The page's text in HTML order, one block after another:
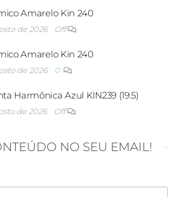
Amarelo Kin 240
de 2026 Off
Amarelo Kin 240
de 2026 0
Harmônica Azul KIN239 (19.5)
de 2026 Off
NO SEU EMAIL!